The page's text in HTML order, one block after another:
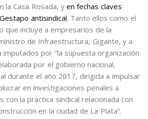
la Casa Rosada, yen fechas claves
antisindical. Tanto ellos como el
que incluye a empresarios de la
de Infraestructura, Gigante, y a
por “la supuesta organización
por el gobierno nacional,
durante el año 2017, dirigida a impulsar
en investigaciones penales a
con la práctica sindical relacionada con
en la ciudad de La Plata”.